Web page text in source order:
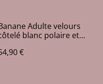
Adulte velours
blanc polaire et
€